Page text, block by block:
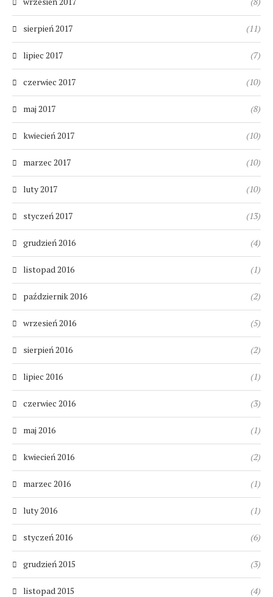
sierpień 2017 (11)
lipiec 2017 (7)
czerwiec 2017 (10)
maj 2017 (8)
kwiecień 2017 (10)
marzec 2017 (10)
luty 2017 (10)
styczeń 2017 (13)
grudzień 2016 (4)
listopad 2016 (1)
październik 2016 (2)
wrzesień 2016 (5)
sierpień 2016 (2)
lipiec 2016 (1)
czerwiec 2016 (3)
maj 2016 (1)
kwiecień 2016 (2)
marzec 2016 (1)
luty 2016 (1)
styczeń 2016 (6)
grudzień 2015 (3)
listopad 2015 (4)